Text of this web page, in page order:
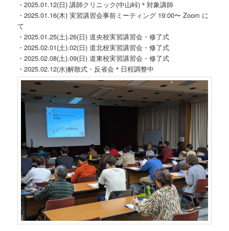
・2025.01.12(日) 講師クリニック(中山峠)＊対象講師
・2025.01.16(木) 実習講習会事前ミーティング 19:00〜 Zoom に
て
・2025.01.25(土).26(日) 道央校実習講習会・修了式
・2025.02.01(土).02(日) 道北校実習講習会・修了式
・2025.02.08(土).09(日) 道東校実習講習会・修了式
・2025.02.12(水)解散式・反省会＊日程調整中